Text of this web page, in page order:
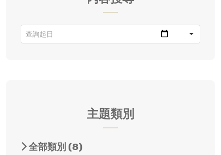
主題類別
全部類別 (8)